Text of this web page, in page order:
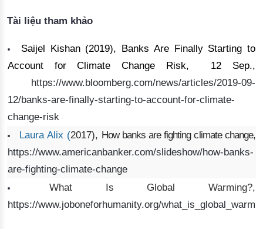
Tài liệu tham khảo
Saijel Kishan (2019), Banks Are Finally Starting to
Account for Climate Change Risk, 12
Sep.,
https://www.bloomberg.com/news/articles/2019-09-
12/banks-are-finally-starting-to-account-for-climate-
change-risk
Laura Alix (2017), How banks are fighting climate change
https://www.americanbanker.com/slideshow/how-banks-
are-fighting-climate-change
What Is Global
Warming?,
https://www.joboneforhumanity.org/